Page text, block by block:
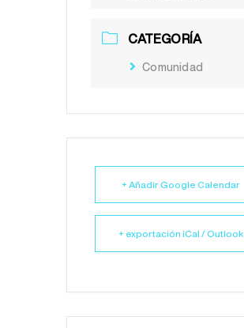
CATEGORÍA
Comunidad
+ Añadir Google Calendar
+ exportación iCal / Outlook